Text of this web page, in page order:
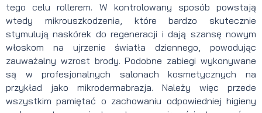
tego celu rollerem. W kontrolowany sposób powstają
wtedy mikrouszkodzenia, które bardzo skutecznie
stymulują naskórek do regeneracji i dają szansę nowym
włoskom na ujrzenie światła dziennego, powodując
zauważalny wzrost brody. Podobne zabiegi wykonywane
są w profesjonalnych salonach kosmetycznych na
przykład jako mikrodermabrazja. Należy więc przede
wszystkim pamiętać o zachowaniu odpowiedniej higieny